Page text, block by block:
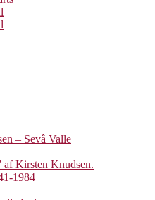
– Sevâ Valle
af Kirsten Knudsen.
1984